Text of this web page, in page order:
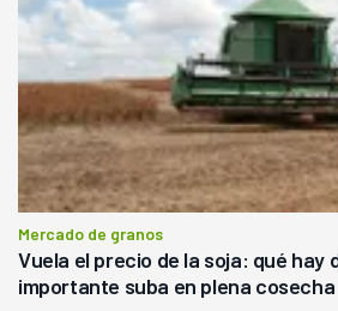
Mercado de granos
Vuela el precio de la soja: qué hay
importante suba en plena cosecha